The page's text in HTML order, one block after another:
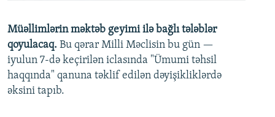
360p
480p
720p
Müəllimlərin məktəb geyimi ilə bağlı tələblər
qoyulacaq. Bu qərar Milli Məclisin bu gün —
iyulun 7-də keçirilən iclasında "Ümumi təhsil
haqqında" qanuna təklif edilən dəyişikliklərdə
əksini tapıb.